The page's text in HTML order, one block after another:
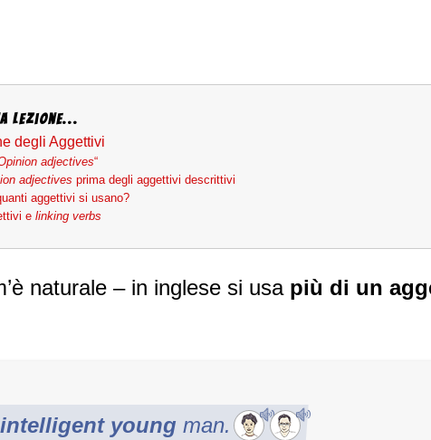
Lezione...
degli Aggettivi
adjectives“
adjectives prima degli aggettivi descrittivi
aggettivi si usano?
e linking verbs
naturale – in inglese si usa più di un
young man.